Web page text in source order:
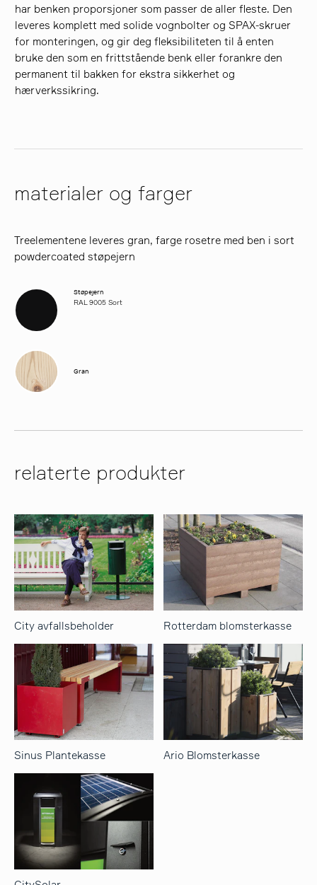
har benken proporsjoner som passer de aller fleste. Den
leveres komplett med solide vognbolter og SPAX-skruer
for monteringen, og gir deg fleksibiliteten til å enten
bruke den som en frittstående benk eller forankre den
permanent til bakken for ekstra sikkerhet og
hærverkssikring.
materialer og farger
Treelementene leveres gran, farge rosetre med ben i sort
powdercoated støpejern
Støpejern
RAL 9005 Sort
Gran
relaterte produkter
City avfallsbeholder Rotterdam blomsterkasse
Sinus Plantekasse Ario Blomsterkasse